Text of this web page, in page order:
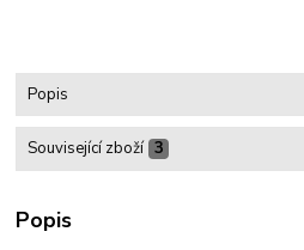
Popis
Související zboží 3
Popis